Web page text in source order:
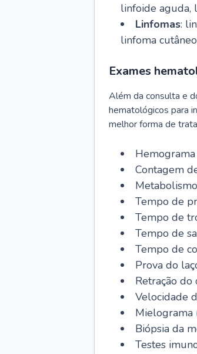
linfoide aguda,
Linfomas:
linfoma
Exames
Além da consulta e
hematológicos para
melhor forma de
Contagem
Tempo de
Tempo de
Tempo de
Tempo de
Prova do
Retração do
Velocidade
Mielograma
Biópsia da
Testes